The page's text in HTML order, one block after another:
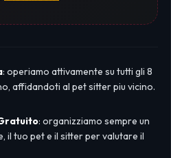
: operiamo attivamente su tutti gli 8
affidandoti al pet sitter piu vicino.
: organizziamo sempre un
tuo pet e il sitter per valutare il